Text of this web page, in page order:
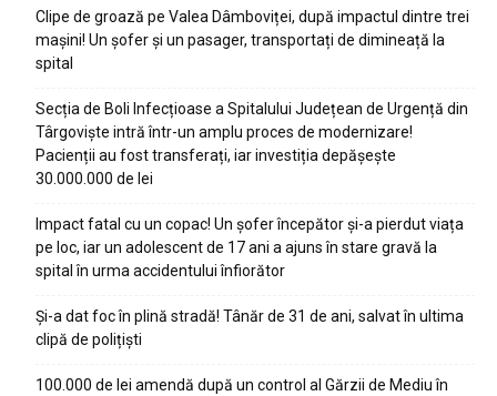
Clipe de groază pe Valea Dâmboviței, după impactul dintre trei
mașini! Un șofer și un pasager, transportați de dimineață la
spital
Secția de Boli Infecțioase a Spitalului Județean de Urgență din
Târgoviște intră într-un amplu proces de modernizare!
Pacienții au fost transferați, iar investiția depășește
30.000.000 de lei
Impact fatal cu un copac! Un șofer începător și-a pierdut viața
pe loc, iar un adolescent de 17 ani a ajuns în stare gravă la
spital în urma accidentului înfiorător
Și-a dat foc în plină stradă! Tânăr de 31 de ani, salvat în ultima
clipă de polițiști
100.000 de lei amendă după un control al Gărzii de Mediu în